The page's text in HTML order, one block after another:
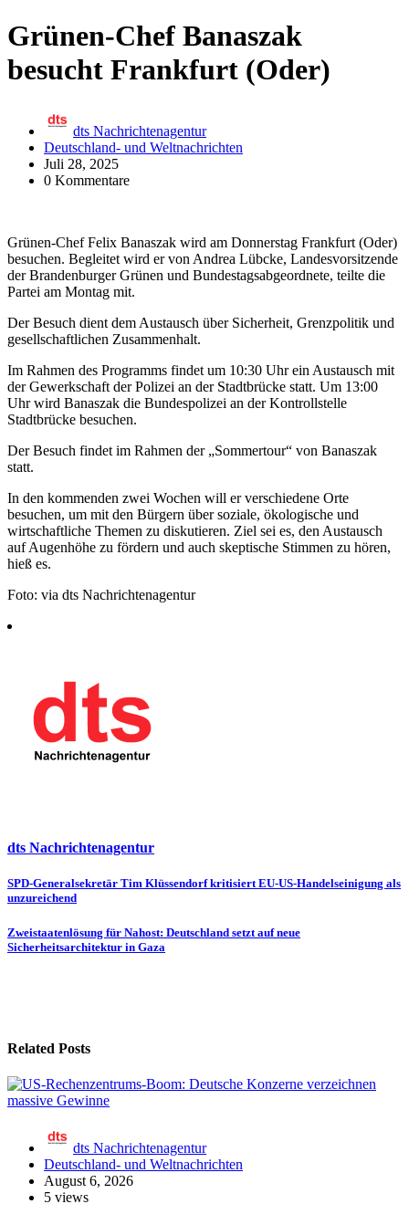
Grünen-Chef Banaszak
besucht Frankfurt (Oder)
dts Nachrichtenagentur
Deutschland- und Weltnachrichten
Juli 28, 2025
0 Kommentare
Grünen-Chef Felix Banaszak wird am Donnerstag Frankfurt (Oder)
besuchen. Begleitet wird er von Andrea Lübcke, Landesvorsitzende
der Brandenburger Grünen und Bundestagsabgeordnete, teilte die
Partei am Montag mit.
Der Besuch dient dem Austausch über Sicherheit, Grenzpolitik und
gesellschaftlichen Zusammenhalt.
Im Rahmen des Programms findet um 10:30 Uhr ein Austausch mit
der Gewerkschaft der Polizei an der Stadtbrücke statt. Um 13:00
Uhr wird Banaszak die Bundespolizei an der Kontrollstelle
Stadtbrücke besuchen.
Der Besuch findet im Rahmen der „Sommertour“ von Banaszak
statt.
In den kommenden zwei Wochen will er verschiedene Orte
besuchen, um mit den Bürgern über soziale, ökologische und
wirtschaftliche Themen zu diskutieren. Ziel sei es, den Austausch
auf Augenhöhe zu fördern und auch skeptische Stimmen zu hören,
hieß es.
Foto: via dts Nachrichtenagentur
dts Nachrichtenagentur
Beitragsnavigation
SPD-Generalsekretär Tim Klüssendorf kritisiert EU-US-Handelseinigung als
unzureichend
Zweistaatenlösung für Nahost: Deutschland setzt auf neue
Sicherheitsarchitektur in Gaza
Related Posts
dts Nachrichtenagentur
Deutschland- und Weltnachrichten
August 6, 2026
5 views